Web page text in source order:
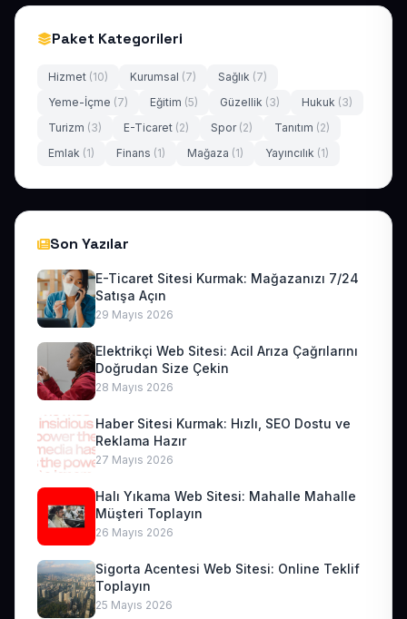
Paket Kategorileri
Hizmet (10) Kurumsal (7) Sağlık (7)
Yeme-İçme (7) Eğitim (5) Güzellik (3) Hukuk (3)
Turizm (3) E-Ticaret (2) Spor (2) Tanıtım (2)
Emlak (1) Finans (1) Mağaza (1) Yayıncılık (1)
Son Yazılar
E-Ticaret Sitesi Kurmak: Mağazanızı 7/24
Satışa Açın
29 Mayıs 2026
Elektrikçi Web Sitesi: Acil Arıza Çağrılarını
Doğrudan Size Çekin
28 Mayıs 2026
Haber Sitesi Kurmak: Hızlı, SEO Dostu ve
Reklama Hazır
27 Mayıs 2026
Halı Yıkama Web Sitesi: Mahalle Mahalle
Müşteri Toplayın
26 Mayıs 2026
Sigorta Acentesi Web Sitesi: Online Teklif
Toplayın
25 Mayıs 2026